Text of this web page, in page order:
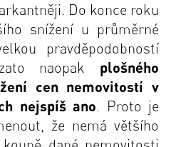
Do konce roku
snížení u průměrné
pravděpodobností
naopak plošného
cen nemovitostí v
nejspíš ano. Proto je
že nemá většího